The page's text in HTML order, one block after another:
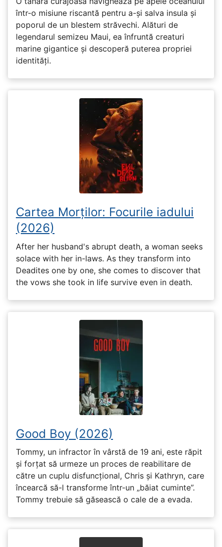
într-o misiune riscantă pentru a-și salva insula și
poporul de un blestem străvechi. Alături de
legendarul semizeu Maui, ea înfruntă creaturi
marine gigantice și descoperă puterea propriei
identități.
Cartea Morților: Focurile iadului
(2026)
After her husband's abrupt death, a woman seeks
solace with her in-laws. As they transform into
Deadites one by one, she comes to discover that
the vows she took in life survive even in death.
Good Boy (2026)
Tommy, un infractor în vârstă de 19 ani, este răpit
și forțat să urmeze un proces de reabilitare de
către un cuplu disfuncțional, Chris și Kathryn, care
încearcă să-l transforme într-un „băiat cuminte”.
Tommy trebuie să găsească o cale de a evada.